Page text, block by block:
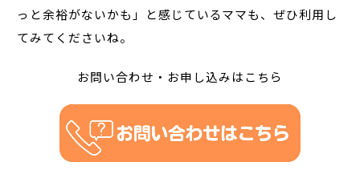
っと余裕がないかも」と感じているママも、ぜひ利用し
てみてくださいね。
お問い合わせ・お申し込みはこちら